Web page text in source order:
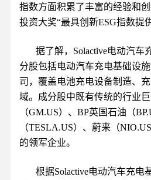
指数方面积累了丰富的经验和
投资大奖“最具创新ESG指数提
据了解，Solactive电动汽车
分股包括电动汽车充电基础设
司，覆盖电池充电设备制造、
域。成分股中既有传统的行业
（GM.US）、BP英国石油（
（TESLA.US）、蔚来（
的领军企业。
根据Solactive电动汽车充电